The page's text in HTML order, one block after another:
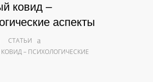
ковид –
аспекты
СТАТЬИ
– ПСИХОЛОГИЧЕСКИЕ